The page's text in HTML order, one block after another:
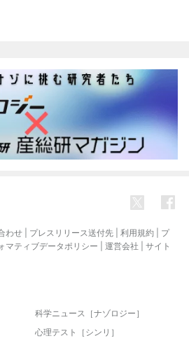
わせ プレスリリース送付先 利用規約
プ
マティブデータポリシー 運営会社
サイト
科学ニュース［ナゾロジー］
心理テスト［シンリ］